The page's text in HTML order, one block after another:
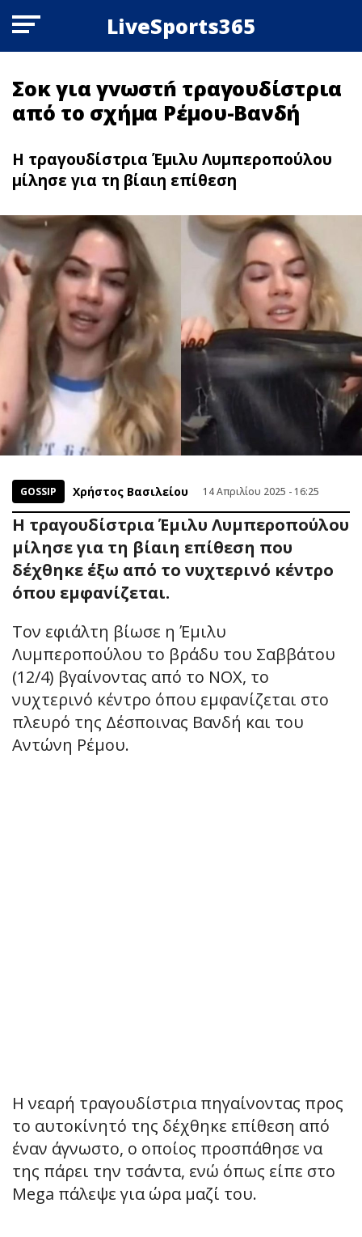
LiveSports365
Σoκ για γvωστń τραγουδίστρια
από το σχήμα Ρέμου-Βανδή
Η τραγουδίστρια Έμιλυ Λυμπεροπούλου
μίλησε για τη βίαιη επίθεση
GOSSIP Χρήστος Βασιλείου 14 Απριλίου 2025 - 16:25
Η τραγουδίστρια Έμιλυ Λυμπεροπούλου
μίλησε για τη βίαιη επίθεση που
δέχθηκε έξω από το νυχτερινό κέντρο
όπου εμφανίζεται.
Τον εφιάλτη βίωσε η Έμιλυ
Λυμπεροπούλου το βράδυ του Σαββάτου
(12/4) βγαίνοντας από το NOX, το
νυχτερινό κέντρο όπου εμφανίζεται στο
πλευρό της Δέσποινας Βανδή και του
Αντώνη Ρέμου.
Η νεαρή τραγουδίστρια πηγαίνοντας προς
το αυτοκίνητό της δέχθηκε επίθεση από
έναν άγνωστο, ο οποίος προσπάθησε να
της πάρει την τσάντα, ενώ όπως είπε στο
Mega πάλεψε για ώρα μαζί του.